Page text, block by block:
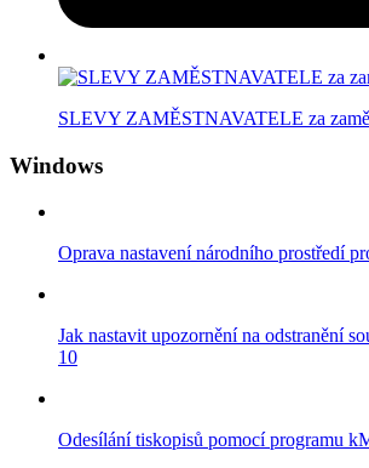
SLEVY ZAMĚSTNAVATELE za
Windows
Oprava nastavení národního prostředí
Jak nastavit upozornění na odstranění
10
Odesílání tiskopisů pomocí programu